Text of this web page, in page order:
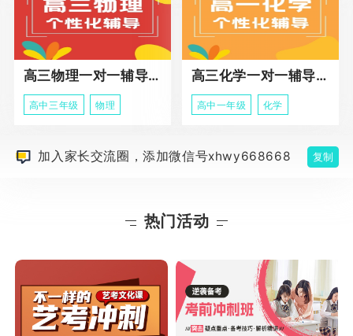
高三物理一对一辅导课程
高中三年级 物理
高三化学一对一辅导课程
高中一年级 化学
加入家长交流圈，添加微信号xhwy668668 复制
热门活动